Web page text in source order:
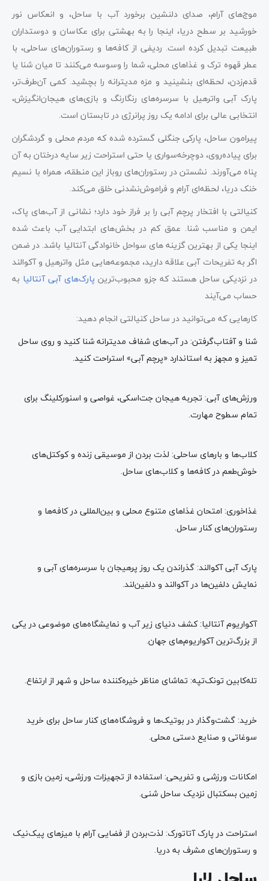
موج‌های آرام، صدای دلنشین برخورد آب با ساحل، و انعکاس نور
خورشید بر سطح دریا، اینجا را به بهشتی برای عکاسان و دوستداران
طبیعت تبدیل کرده است. ردیفی از کافه‌ها و رستوران‌های ساحلی، با
عطر قهوه ترک و غذاهای محلی، شما را وسوسه می‌کنند تا میان شنا یا
قدم‌زدن، لحظه‌ای بنشینید و مزه مدیترانه را بچشید. کمی آن‌طرف‌تر،
پارک آبی واترهیل با سرسره‌های رنگارنگ و بازی‌های هیجان‌انگیزش،
انتخابی عالی برای ادامه یک روز پرانرژی در تابستان است.
پیرامون ساحل، پارکی جنگلی گسترده شده که مردم محلی و گردشگران
برای پیاده‌روی، دوچرخه‌سواری یا حتی استراحت زیر سایه درختان به آن
پناه می‌آورند. نشستن در رستوران‌های روباز این منطقه، همراه با نسیم
خنک دریا، لحظه‌ای آرام و فراموش‌نشدنی خلق می‌کند.
کنیالتی با افتخار پرچم آبی را بر فراز خود دارد؛ نشانی از آب‌های پاک،
ایمن و مناسب شنا. عمق کم در بخش‌های ابتدایی آب باعث شده
اینجا یکی از بهترین گزینه های سواحل خانوادگی آنتالیا باشد. در ضمن
اگر به تفریحات آبی علاقه دارید، مجموعه‌هایی مثل واترهیل و آکوالند
در نزدیکی ساحل هستند که جزو محبوب‌ترین پارک‌های آبی آنتالیا به
حساب می‌آیند
کارهایی که می‌توانید در ساحل کنیالتی انجام دهید:
شنا و آفتاب‌گرفتن: در آب‌های شفاف مدیترانه شنا کنید و روی ساحل
تمیز و مجهز به استاندارد «پرچم آبی» استراحت کنید.
ورزش‌های آبی: تجربه هیجان جت‌اسکی، غواصی و اسنورکلینگ برای
تمام سطوح مهارت.
کلاب‌ها و بارهای ساحلی: لذت بردن از موسیقی زنده و کوکتل‌های
خوش‌طعم در کافه‌ها و کلاب‌های ساحل.
غذاخوری: امتحان غذاهای متنوع محلی و بین‌المللی در کافه‌ها و
رستوران‌های کنار ساحل.
پارک آبی آکوالند: گذراندن یک روز پرهیجان با سرسره‌های آبی و
نمایش دلفین‌ها در آکوالند و دلفین‌لند.
آکواریوم آنتالیا: کشف دنیای زیر آب و نمایشگاه‌های موضوعی در یکی
از بزرگ‌ترین آکواریوم‌های جهان.
تله‌کابین تونک‌تپه: تماشای مناظر خیره‌کننده ساحل و شهر از ارتفاع.
خرید: گشت‌وگذار در بوتیک‌ها و فروشگاه‌های کنار ساحل برای خرید
سوغاتی و صنایع دستی محلی.
امکانات ورزشی و تفریحی: استفاده از تجهیزات ورزشی، زمین بازی و
زمین بسکتبال نزدیک ساحل شنی.
استراحت در پارک آتاتورک: لذت‌بردن از فضایی آرام با میزهای پیک‌نیک
و رستوران‌های مشرف به دریا.